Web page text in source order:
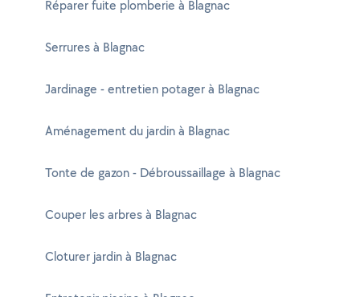
Réparer fuite plomberie à Blagnac
Serrures à Blagnac
Jardinage - entretien potager à Blagnac
Aménagement du jardin à Blagnac
Tonte de gazon - Débroussaillage à Blagnac
Couper les arbres à Blagnac
Cloturer jardin à Blagnac